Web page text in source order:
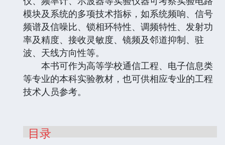
模块及系统的多项技术指标，如系统频响、信号
频谱及信噪比、锁相环特性、调频特性、发射功
率及精度、接收灵敏度、镜频及邻道抑制、驻
波、天线方向性等。
本书可作为高等学校通信工程、电子信息类
等专业的本科实验教材，也可供相应专业的工程
技术人员参考。
目录